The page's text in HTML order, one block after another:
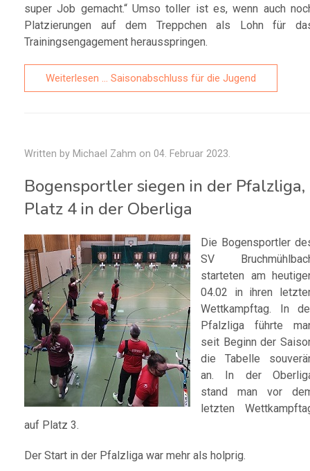
super Job gemacht.“ Umso toller ist es, wenn auch
Platzierungen auf dem Treppchen als Lohn für
Trainingsengagement herausspringen.
Weiterlesen … Saisonabschluss für die Jugend
Written by Michael Zahm on 04. Februar 2023.
Bogensportler siegen in der Pfalzliga,
Platz 4 in der Oberliga
Die Bogensportler
SV
starteten am
04.02 in ihren
Wettkampftag. In
Pfalzliga führte
seit Beginn der
die Tabelle
an. In der
stand man vor
letzten
auf Platz 3.
Der Start in der Pfalzliga war mehr als holprig.